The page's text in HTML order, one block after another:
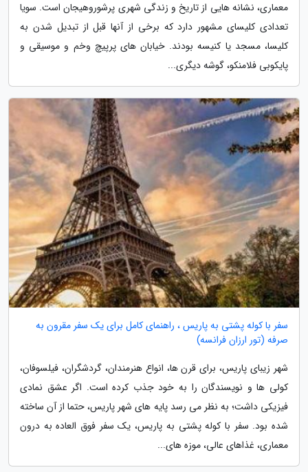
معماری، نشانه هایی از تاریخ و زندگی شهری پرشوروهیجان است. سویا
تعدادی کلیسای مشهور دارد که برخی از آنها قبل از تبدیل شدن به
کلیسا، مسجد یا کنیسه بودند. خیابان های پرپیچ وخم و موسیقی و
پایکوبی فلامنکو، گوشه دیگری...
سفر با کوله پشتی به پاریس ، راهنمای کامل برای یک سفر مقرون به
صرفه (تور ارزان فرانسه)
شهر زیبای پاریس، برای قرن ها، انواع هنرمندان، گردشگران، فیلسوفان،
کولی ها و نویسندگان را به خود جذب کرده است. اگر عشق نمادی
فیزیکی داشت؛ به نظر می رسد پایه های شهر پاریس، حتما از آن ساخته
شده بود. سفر با کوله پشتی به پاریس، یک سفر فوق العاده به درون
معماری، غذاهای عالی، موزه های...